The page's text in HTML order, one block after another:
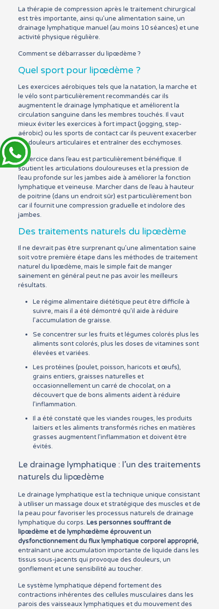
La thérapie de compression après le traitement chirurgical
est très importante, ainsi qu’une alimentation saine, un
drainage lymphatique manuel (au moins 10 séances) et une
activité physique régulière.
Comment se débarrasser du lipœdème ?
Quel sport pour lipœdème ?
Les exercices aérobiques tels que la natation, la marche et
le vélo sont particulièrement recommandés car ils
augmentent le drainage lymphatique et améliorent la
circulation sanguine dans les membres touchés. Il vaut
mieux éviter les exercices à fort impact (jogging, step-
aérobic) ou les sports de contact car ils peuvent exacerber
les douleurs articulaires et entraîner des ecchymoses.
L’exercice dans l’eau est particulièrement bénéfique. Il
soutient les articulations douloureuses et la pression de
l’eau profonde sur les jambes aide à améliorer la fonction
lymphatique et veineuse. Marcher dans de l’eau à hauteur
de poitrine (dans un endroit sûr) est particulièrement bon
car il fournit une compression graduelle et indolore des
jambes.
Des traitements naturels du lipœdème
Il ne devrait pas être surprenant qu’une alimentation saine
soit votre première étape dans les méthodes de traitement
naturel du lipœdème, mais le simple fait de manger
sainement en général peut ne pas avoir les meilleurs
résultats.
Le régime alimentaire diététique peut être difficile à
suivre, mais il a été démontré qu’il aide à réduire
l’accumulation de graisse.
Se concentrer sur les fruits et légumes colorés plus les
aliments sont colorés, plus les doses de vitamines sont
élevées et variées.
Les protéines (poulet, poisson, haricots et œufs),
grains entiers, graisses naturelles et
occasionnellement un carré de chocolat, on a
découvert que de bons aliments aident à réduire
l’inflammation.
Il a été constaté que les viandes rouges, les produits
laitiers et les aliments transformés riches en matières
grasses augmentent l’inflammation et doivent être
évités.
Le drainage lymphatique : l’un des traitements
naturels du lipœdème
Le drainage lymphatique est la technique unique consistant
à utiliser un massage doux et stratégique des muscles et de
la peau pour favoriser les processus naturels de drainage
lymphatique du corps. Les personnes souffrant de
lipœdème et de lymphœdème éprouvent un
dysfonctionnement du flux lymphatique corporel approprié,
entraînant une accumulation importante de liquide dans les
tissus sous-jacents qui provoque des douleurs, un
gonflement et une sensibilité au toucher.
Le système lymphatique dépend fortement des
contractions inhérentes des cellules musculaires dans les
parois des vaisseaux lymphatiques et du mouvement des